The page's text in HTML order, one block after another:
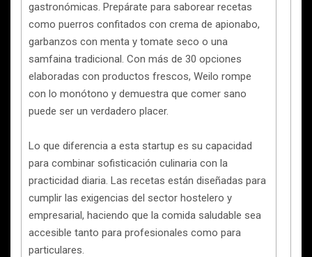
gastronómicas. Prepárate para saborear recetas
como puerros confitados con crema de apionabo,
garbanzos con menta y tomate seco o una
samfaina tradicional. Con más de 30 opciones
elaboradas con productos frescos, Weilo rompe
con lo monótono y demuestra que comer sano
puede ser un verdadero placer.
Lo que diferencia a esta startup es su capacidad
para combinar sofisticación culinaria con la
practicidad diaria. Las recetas están diseñadas para
cumplir las exigencias del sector hostelero y
empresarial, haciendo que la comida saludable sea
accesible tanto para profesionales como para
particulares.